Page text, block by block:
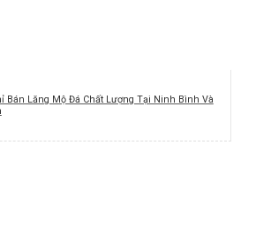
Bán Lăng Mộ Đá Chất Lượng Tại Ninh Bình Và